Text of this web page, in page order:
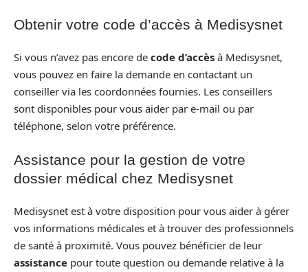
Obtenir votre code d’accès à Medisysnet
Si vous n’avez pas encore de code d’accès à Medisysnet,
vous pouvez en faire la demande en contactant un
conseiller via les coordonnées fournies. Les conseillers
sont disponibles pour vous aider par e-mail ou par
téléphone, selon votre préférence.
Assistance pour la gestion de votre
dossier médical chez Medisysnet
Medisysnet est à votre disposition pour vous aider à gérer
vos informations médicales et à trouver des professionnels
de santé à proximité. Vous pouvez bénéficier de leur
assistance pour toute question ou demande relative à la